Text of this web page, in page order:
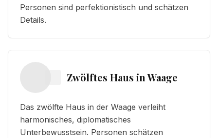
Personen sind perfektionistisch und schätzen
Details.
Zwölftes Haus in Waage
Das zwölfte Haus in der Waage verleiht
harmonisches, diplomatisches
Unterbewusstsein. Personen schätzen